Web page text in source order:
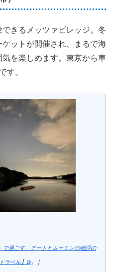
きるメッツァビレッジ。冬
ットが開催され、まるで海
を楽しめます。東京から車
す。
で過ごす、アートとムーミンの物語の
ラベル】⧉」｜